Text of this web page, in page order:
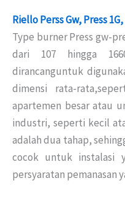
Riello Perss Gw, Press
Type burner Press gw-
dari 107 hingga
dirancanguntuk
dimensi rata-
apartemen besar atau
industri, seperti kecil
adalah dua tahap,
cocok untuk instalasi
persyaratan pemanasan